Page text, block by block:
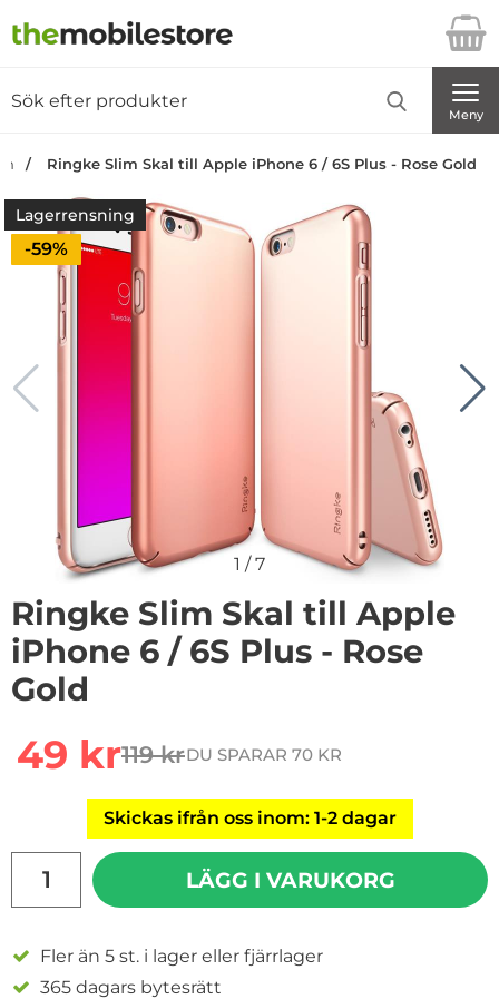
Startsidan för Danira Telecom AB
Meny
Ringke Slim Skal till Apple iPhone 6 / 6S Plus - Rose Gold
Lagerrensning
Priset är nedsatt med
-59%
1 /7
Ringke Slim Skal till Apple
iPhone 6 / 6S Plus - Rose
Gold
rea pris
49 krtidigare pris
119 krDU SPARAR 70 KR
Skickas ifrån oss inom: 1-2 dagar
LÄGG I VARUKORG
Fler än 5 st. i lager eller fjärrlager
365 dagars bytesrätt